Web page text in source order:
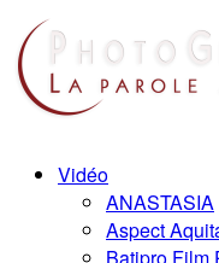
Vidéo
ANASTASIA
Aspect